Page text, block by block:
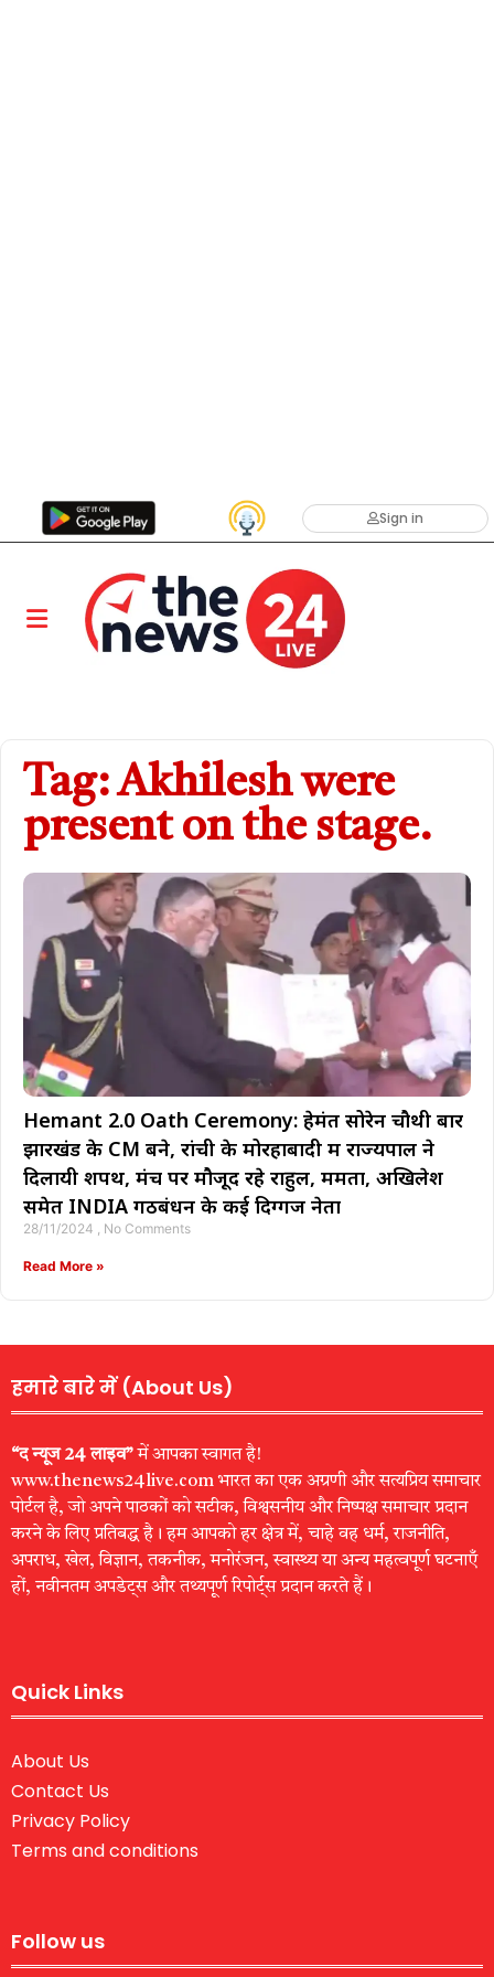
Sign in
Tag: Akhilesh were
present on the stage.
Hemant 2.0 Oath Ceremony: हेमंत सोरेन चौथी बार
झारखंड के CM बने, रांची के मोरहाबादी में राज्यपाल ने
दिलायी शपथ, मंच पर मौजूद रहे राहुल, ममता, अखिलेश
समेत INDIA गठबंधन के कई दिग्गज नेता
28/11/2024 No Comments
Read More »
हमारे बारे में (About Us)
“द न्यूज 24 लाइव”में आपका स्वागत है!
www.thenews24live.com भारत का एक अग्रणी और सत्यप्रिय समाचार
पोर्टल है, जो अपने पाठकों को सटीक, विश्वसनीय और निष्पक्ष समाचार प्रदान
करने के लिए प्रतिबद्ध है। हम आपको हर क्षेत्र में, चाहे वह धर्म, राजनीति,
अपराध, खेल, विज्ञान, तकनीक, मनोरंजन, स्वास्थ्य या अन्य महत्वपूर्ण घटनाएँ
हों, नवीनतम अपडेट्स और तथ्यपूर्ण रिपोर्ट्स प्रदान करते हैं।
Quick Links
About Us
Contact Us
Privacy Policy
Terms and conditions
Follow us